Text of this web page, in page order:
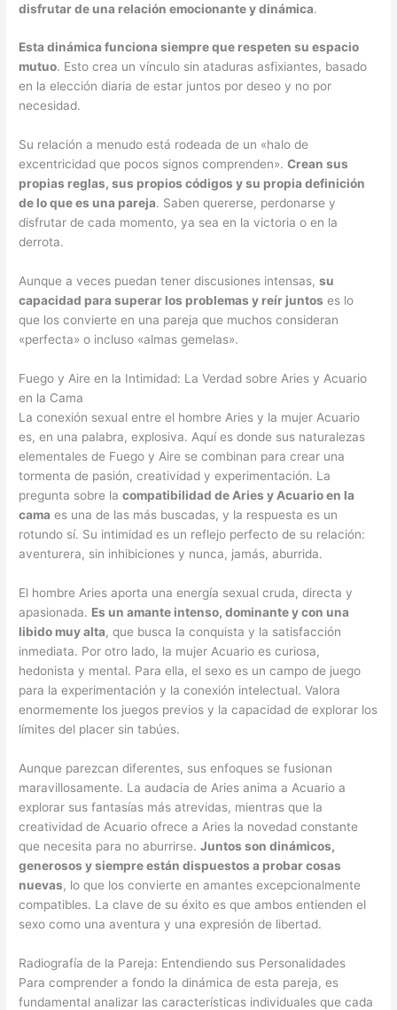
disfrutar de una relación emocionante y dinámica.
Esta dinámica funciona siempre que respeten su espacio
mutuo. Esto crea un vínculo sin ataduras asfixiantes, basado
en la elección diaria de estar juntos por deseo y no por
necesidad.
Su relación a menudo está rodeada de un «halo de
excentricidad que pocos signos comprenden».Crean sus
propias reglas, sus propios códigos y su propia definición
de lo que es una pareja. Saben quererse, perdonarse y
disfrutar de cada momento, ya sea en la victoria o en la
derrota.
Aunque a veces puedan tener discusiones intensas,su
capacidad para superar los problemas y reír juntos es lo
que los convierte en una pareja que muchos consideran
«perfecta» o incluso «almas gemelas».
Fuego y Aire en la Intimidad: La Verdad sobre Aries y Acuario
en la Cama
La conexión sexual entre el hombre Aries y la mujer Acuario
es, en una palabra, explosiva. Aquí es donde sus naturalezas
elementales de Fuego y Aire se combinan para crear una
tormenta de pasión, creatividad y experimentación. La
pregunta sobre lacompatibilidad de Aries y Acuario en la
cama es una de las más buscadas, y la respuesta es un
rotundo sí. Su intimidad es un reflejo perfecto de su relación:
aventurera, sin inhibiciones y nunca, jamás, aburrida.
El hombre Aries aporta una energía sexual cruda, directa y
apasionada. Es un amante intenso, dominante y con una
libido muy alta, que busca la conquista y la satisfacción
inmediata. Por otro lado, la mujer Acuario es curiosa,
hedonista y mental. Para ella, el sexo es un campo de juego
para la experimentación y la conexión intelectual. Valora
enormemente los juegos previos y la capacidad de explorar los
límites del placer sin tabúes.
Aunque parezcan diferentes, sus enfoques se fusionan
maravillosamente. La audacia de Aries anima a Acuario a
explorar sus fantasías más atrevidas, mientras que la
creatividad de Acuario ofrece a Aries la novedad constante
que necesita para no aburrirse.Juntos son dinámicos,
generosos y siempre están dispuestos a probar cosas
nuevas, lo que los convierte en amantes excepcionalmente
compatibles. La clave de su éxito es que ambos entienden el
sexo como una aventura y una expresión de libertad.
Radiografía de la Pareja: Entendiendo sus Personalidades
Para comprender a fondo la dinámica de esta pareja, es
fundamental analizar las características individuales que cada